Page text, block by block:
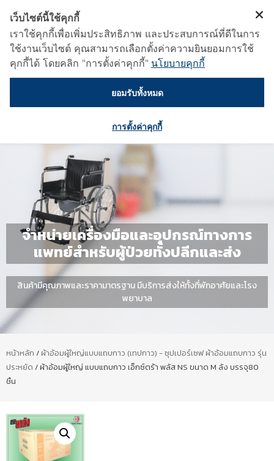
จำหน่ายเครื่องมือและอุปกรณ์ทางการ
แพทย์สำหรับผู้ป่วยทั้งปลีกและส่ง
สินค้ามีคุณภาพและราคามาตรฐาน มีบริการส่งให้ทั้งที่พักอาศัยและโรง
พยาบาล
หน้าหลัก / ผ้าอ้อมผู้ใหญ่แบบแถบกาว (เทปกาว) - ซุปเปอร์เซฟ ผ้าอ้อมแถบกาว รุ่น
ประหยัด / ผ้าอ้อมผู้ใหญ่ แบบแถบกาว เอ็กซ์ตร้า พลัส NS ขนาด M ลัง บรรจุ80
ชิ้น
เว็บไซต์นี้ใช้คุกกี้
เราใช้คุกกี้เพื่อเพิ่มประสิทธิภาพ และประสบการณ์ที่ดีในการ
ใช้งานเว็บไซต์ คุณสามารถเลือกตั้งค่าความยินยอมการใช้
คุกกี้ได้ โดยคลิก "การตั้งค่าคุกกี้" นโยบายคุกกี้
ยอมรับทั้งหมด
การตั้งค่าคุกกี้